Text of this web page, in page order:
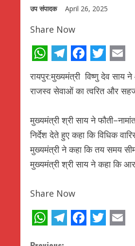
उप संपादक April 26, 2025
Share Now
WhatsApp
Telegram
रायपुर:मुख्यमंत्री विष्णु देव साय
राजस्व सेवाओं का त्वरित और
मुख्यमंत्री श्री साय ने
निर्देश देते हुए कहा कि विधिक
मुख्यमंत्री ने कहा कि तय समय
मुख्यमंत्री श्री साय ने कहा कि
Share Now
WhatsApp
Telegram
Facebook
Twitter